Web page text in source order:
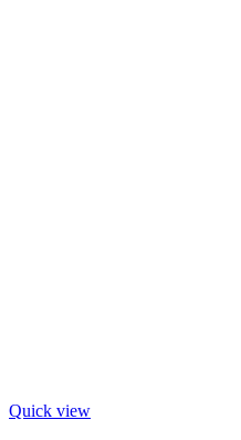
Quick view